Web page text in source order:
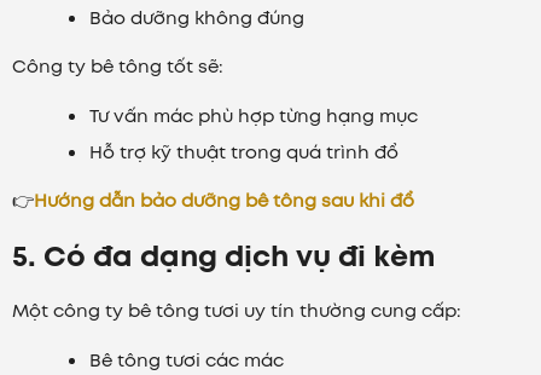
Bảo dưỡng không đúng
Công ty bê tông tốt sẽ:
Tư vấn mác phù hợp từng hạng mục
Hỗ trợ kỹ thuật trong quá trình đổ
👉Hướng dẫn bảo dưỡng bê tông sau khi đổ
5. Có đa dạng dịch vụ đi kèm
Một công ty bê tông tươi uy tín thường cung cấp:
Bê tông tươi các mác